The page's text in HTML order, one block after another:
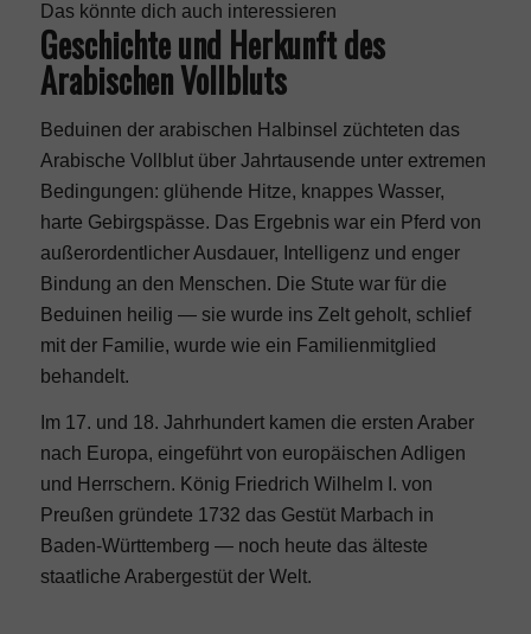
Das könnte dich auch interessieren
Geschichte und Herkunft des
Arabischen Vollbluts
Beduinen der arabischen Halbinsel züchteten das
Arabische Vollblut über Jahrtausende unter extremen
Bedingungen: glühende Hitze, knappes Wasser,
harte Gebirgspässe. Das Ergebnis war ein Pferd von
außerordentlicher Ausdauer, Intelligenz und enger
Bindung an den Menschen. Die Stute war für die
Beduinen heilig — sie wurde ins Zelt geholt, schlief
mit der Familie, wurde wie ein Familienmitglied
behandelt.
Im 17. und 18. Jahrhundert kamen die ersten Araber
nach Europa, eingeführt von europäischen Adligen
und Herrschern. König Friedrich Wilhelm I. von
Preußen gründete 1732 das Gestüt Marbach in
Baden-Württemberg — noch heute das älteste
staatliche Arabergestüt der Welt.